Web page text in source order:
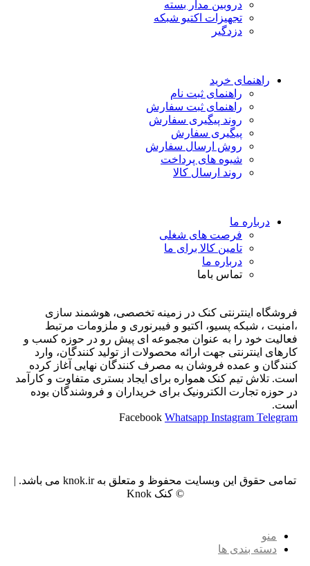
دروبین مدار بسته
تجهیزات اکتیو شبکه
دزدگیر
راهنمای خرید
راهنمای ثبت نام
راهنمای ثبت سفارش
روند پیگیری سفارش
پیگیری سفارش
روش ارسال سفارش
شیوه های پرداخت
روند ارسال کالا
درباره ما
فرصت های شغلی
تامین کالا برای ما
درباره ما
تماس باما
فروشگاه اینترنتی کنک در زمینه تخصصی، هوشمند سازی
،امنیت ، شبکه پسیو، اکتیو و فیبرنوری و ملزومات مرتبط
فعالیت خود را به عنوان مجموعه ای پیش رو در حوزه کسب و
کارهای اینترنتی جهت ارائه محصولات از تولید کنندگان، وارد
کنندگان و عمده فروشان به مصرف کنندگان نهایی آغاز کرده
است. تلاش تیم کنک همواره برای ایجاد بستری متفاوت و کارآمد
در حوزه تجارت الکترونیک برای خریداران و فروشندگان بوده
است.
Facebook Whatsapp Instagram Telegram
تمامی حقوق این وبسایت محفوظ و متعلق به knok.ir می باشد. |
© کنک Knok
منو
دسته بندی ها